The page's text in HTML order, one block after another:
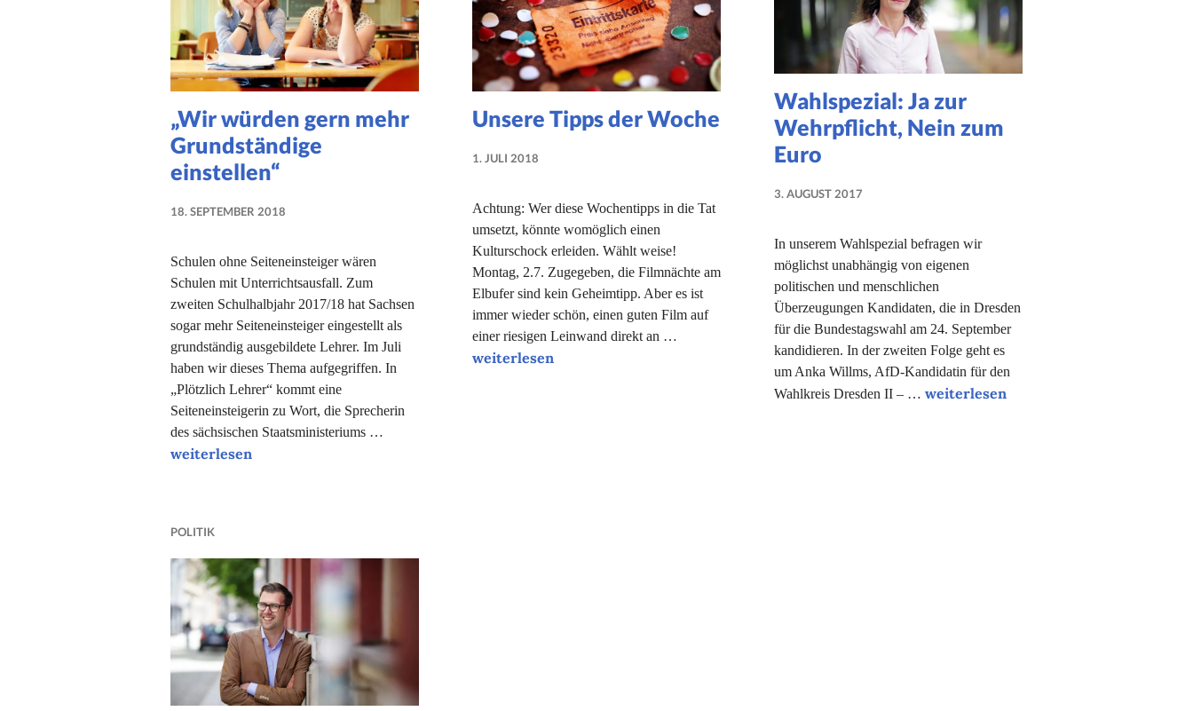
„Wir würden gern mehr
Grundständige
einstellen“
18. SEPTEMBER 2018
Schulen ohne Seiteneinsteiger wären
Schulen mit Unterrichtsausfall. Zum
zweiten Schulhalbjahr 2017/18 hat Sachsen
sogar mehr Seiteneinsteiger eingestellt als
grundständig ausgebildete Lehrer. Im Juli
haben wir dieses Thema aufgegriffen. In
„Plötzlich Lehrer“ kommt eine
Seiteneinsteigerin zu Wort, die Sprecherin
des sächsischen Staatsministeriums …
„Wir würden gern mehr Grundständige einstellen“
weiterlesen
Unsere Tipps der Woche
1. JULI 2018
ANTER
Achtung: Wer diese Wochentipps in die Tat
umsetzt, könnte womöglich einen
Kulturschock erleiden. Wählt weise!
Montag, 2.7. Zugegeben, die Filmnächte am
Elbufer sind kein Geheimtipp. Aber es ist
immer wieder schön, einen guten Film auf
einer riesigen Leinwand direkt an …
Unsere Tipps der Woche
weiterlesen
Wahlspezial: Ja zur
Wehrpflicht, Nein zum
Euro
3. AUGUST 2017
In unserem Wahlspezial befragen wir
möglichst unabhängig von eigenen
politischen und menschlichen
Überzeugungen Kandidaten, die in Dresden
für die Bundestagswahl am 24. September
kandidieren. In der zweiten Folge geht es
um Anka Willms, AfD-Kandidatin für den
Wahlkreis Dresden II – … Wahlspezial: Ja zur Wehrpflicht, Nein
weiterlesen
POLITIK